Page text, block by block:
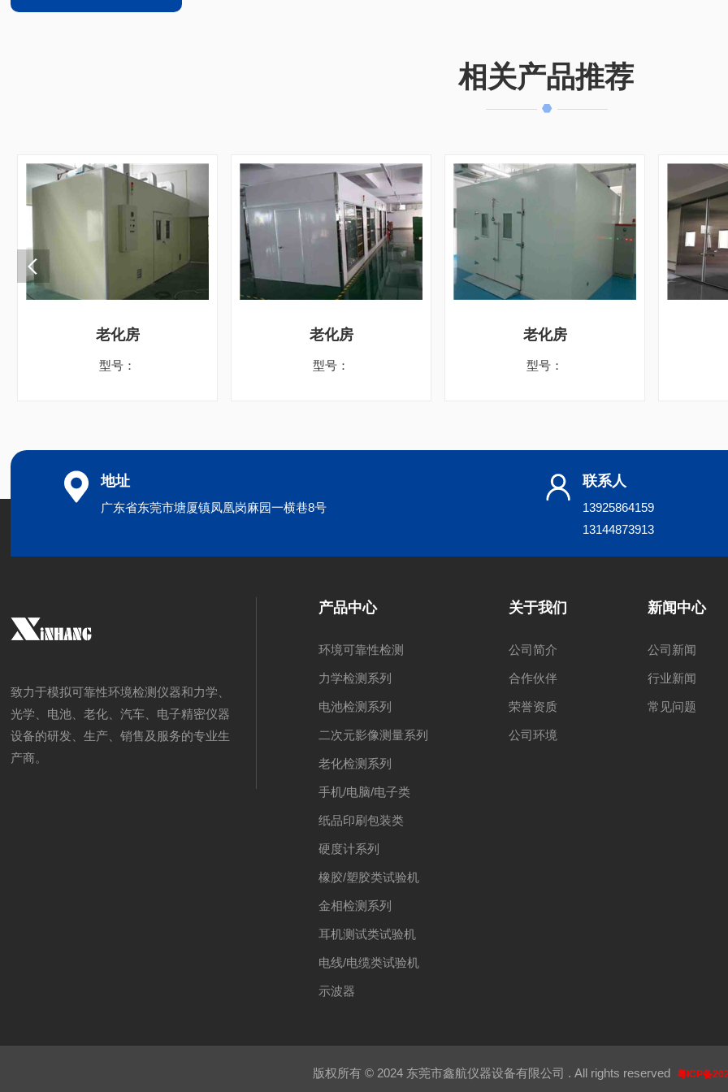
相关产品推荐
老化房
型号：
老化房
型号：
老化房
型号：
地址
广东省东莞市塘厦镇凤凰岗麻园一横巷8号
联系人
13925864159
13144873913
致力于模拟可靠性环境检测仪器和力学、
光学、电池、老化、汽车、电子精密仪器
设备的研发、生产、销售及服务的专业生
产商。
产品中心
环境可靠性检测
力学检测系列
电池检测系列
二次元影像测量系列
老化检测系列
手机/电脑/电子类
纸品印刷包装类
硬度计系列
橡胶/塑胶类试验机
金相检测系列
耳机测试类试验机
电线/电缆类试验机
示波器
关于我们
公司简介
合作伙伴
荣誉资质
公司环境
新闻中心
公司新闻
行业新闻
常见问题
版权所有 © 2024 东莞市鑫航仪器设备有限公司 . All rights reserved 粤ICP备